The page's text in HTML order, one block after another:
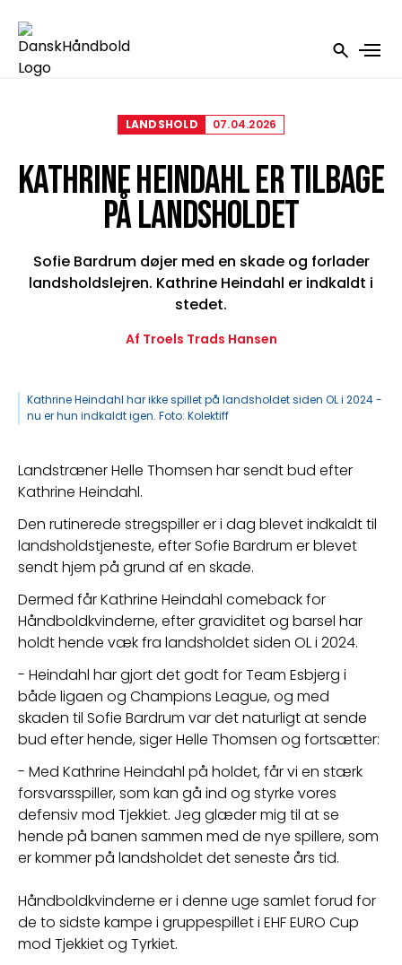
LANDSHOLD 07.04.2026
KATHRINE HEINDAHL ER TILBAGE
PÅ LANDSHOLDET
Sofie Bardrum døjer med en skade og forlader
landsholdslejren. Kathrine Heindahl er indkaldt i
stedet.
Af Troels Trads Hansen
Kathrine Heindahl har ikke spillet på landsholdet siden OL i 2024 -
nu er hun indkaldt igen. Foto: Kolektiff
Landstræner Helle Thomsen har sendt bud efter
Kathrine Heindahl.
Den rutinerede stregspiller er i dag blevet indkaldt til
landsholdstjeneste, efter Sofie Bardrum er blevet
sendt hjem på grund af en skade.
Dermed får Kathrine Heindahl comeback for
Håndboldkvinderne, efter graviditet og barsel har
holdt hende væk fra landsholdet siden OL i 2024.
- Heindahl har gjort det godt for Team Esbjerg i
både ligaen og Champions League, og med
skaden til Sofie Bardrum var det naturligt at sende
bud efter hende, siger Helle Thomsen og fortsætter:
- Med Kathrine Heindahl på holdet, får vi en stærk
forsvarsspiller, som kan gå ind og styrke vores
defensiv mod Tjekkiet. Jeg glæder mig til at se
hende på banen sammen med de nye spillere, som
er kommer på landsholdet det seneste års tid.
Håndboldkvinderne er i denne uge samlet forud for
de to sidste kampe i gruppespillet i EHF EURO Cup
mod Tjekkiet og Tyrkiet.